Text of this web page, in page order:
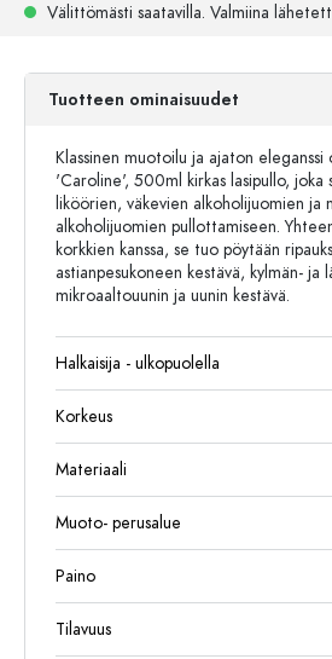
Välittömästi saatavilla. Valmiina
Tuotteen ominaisuudet
Klassinen muotoilu ja ajaton eleganssi
'Caroline', 500ml kirkas lasipullo, joka
liköörien, väkevien alkoholijuomien ja
alkoholijuomien pullottamiseen.
korkkien kanssa, se tuo pöytään
astianpesukoneen kestävä, kylmän- ja
mikroaaltouunin ja uunin kestävä.
Halkaisija - ulkopuolella
Korkeus
Materiaali
Muoto- perusalue
Paino
Tilavuus